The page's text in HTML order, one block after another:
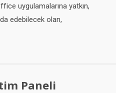
uygulamalarına yatkın,
edebilecek olan,
Paneli